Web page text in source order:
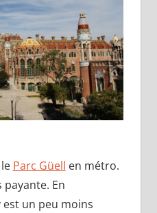
Parc Güell en métro.
payante. En
un peu moins